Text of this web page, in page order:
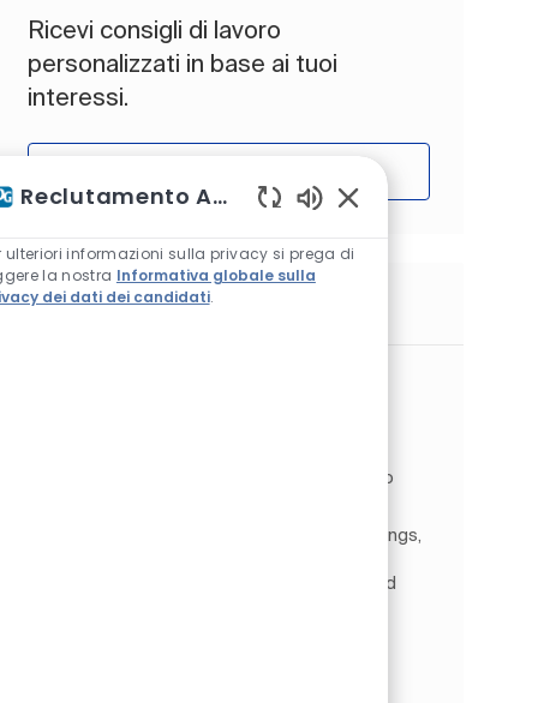
Ricevi consigli di lavoro
personalizzati in base ai tuoi
interessi.
Lavori simili
A tempo pieno
PPG is a global manufacturer of paints, coatings,
company with headquarters in Pittsburgh and
Reclutamento Assistente AI
ulteriori informazioni sulla privacy si prega di
la nostra Informativa globale sulla
dei dati dei candidati.